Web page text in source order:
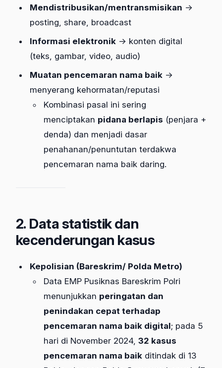
Mendistribusikan/mentransmisikan →
posting, share, broadcast
Informasi elektronik → konten digital
(teks, gambar, video, audio)
Muatan pencemaran nama baik →
menyerang kehormatan/reputasi
Kombinasi pasal ini sering
menciptakan pidana berlapis (penjara +
denda) dan menjadi dasar
penahanan/penuntutan terdakwa
pencemaran nama baik daring.
2. Data statistik dan
kecenderungan kasus
Kepolisian (Bareskrim/ Polda Metro)
Data EMP Pusiknas Bareskrim Polri
menunjukkan peringatan dan
penindakan cepat terhadap
pencemaran nama baik digital; pada 5
hari di November 2024, 32 kasus
pencemaran nama baik ditindak di 13